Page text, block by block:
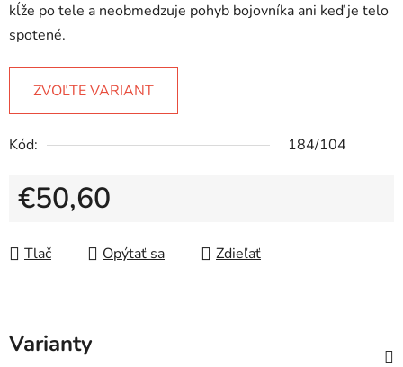
kĺže po tele a neobmedzuje pohyb bojovníka ani keď je telo
spotené.
ZVOĽTE VARIANT
Kód: 184/104
€50,60
Tlač
Opýtať sa Zdieľať
Varianty